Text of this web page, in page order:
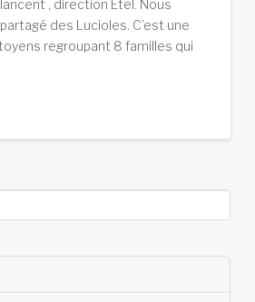
, direction Etel. Nous
des Lucioles. C’est une
regroupant 8 familles qui